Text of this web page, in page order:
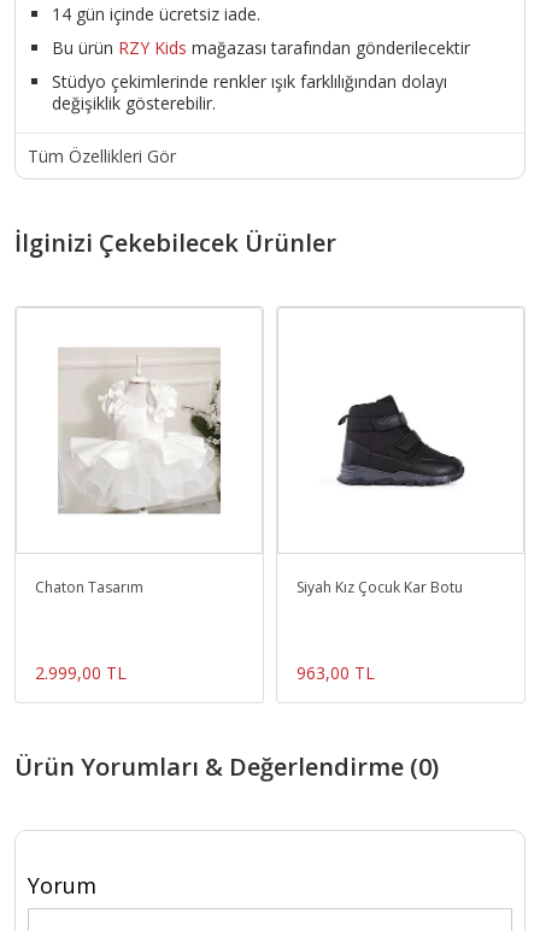
14 gün içinde ücretsiz iade.
Bu ürün RZY Kids mağazası tarafından gönderilecektir
Stüdyo çekimlerinde renkler ışık farklılığından dolayı
değişiklik gösterebilir.
Tüm Özellikleri Gör
İlginizi Çekebilecek Ürünler
Chaton Tasarım
2.999,00 TL
Siyah Kız Çocuk Kar Botu
963,00 TL
Ürün Yorumları & Değerlendirme (0)
Yorum